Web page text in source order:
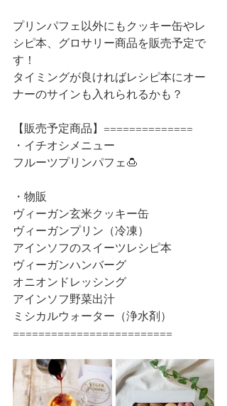
プリンパフェ以外にもクッキー缶やレ
シピ本、グロサリー商品を販売予定で
す！
タイミングが良ければレシピ本にオー
ナーのサインも入れられるかも？
【販売予定商品】==============
・イチオシメニュー
フルーツプリンパフェ🍮
・物販
ヴィーガン玄米クッキー缶
ヴィーガンプリン（冷凍）
アインソフのスイーツレシピ本
ヴィーガンハンバーグ
オニオンドレッシング
アインソフ野菜出汁
ミシカルウォーター（浄水剤）
=========================